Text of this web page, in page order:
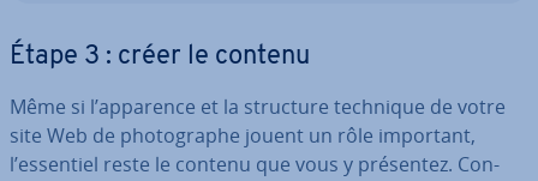
Étape 3 : créer le contenu
Même si l’apparence et la structure technique de votre
site Web de pho­to­graphe jouent un rôle important,
l’essentiel reste le contenu que vous y présentez. Con­